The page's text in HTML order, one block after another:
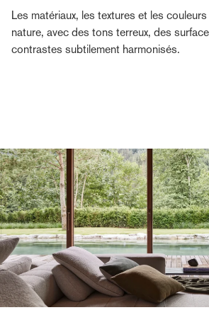
Les matériaux, les textures et les
nature, avec des tons terreux, des
contrastes subtilement harmonisés.